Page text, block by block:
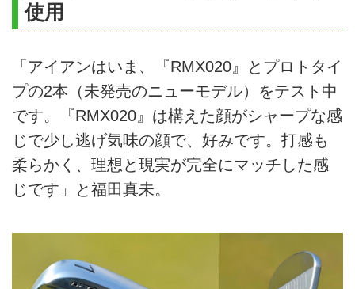
使用
「アイアンはいま、『RMX020』とプロトタイ
プの2本（未発売のニューモデル）をテスト中
です。『RMX020』は構えた顔がシャープな感
じで少し逃げ気味の顔で、好みです。打感も
柔らかく、理想と現実が完全にマッチした感
じです」と福田真未。